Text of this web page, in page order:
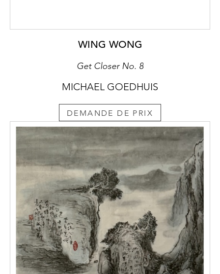
WING WONG
Get Closer No. 8
MICHAEL GOEDHUIS
DEMANDE DE PRIX